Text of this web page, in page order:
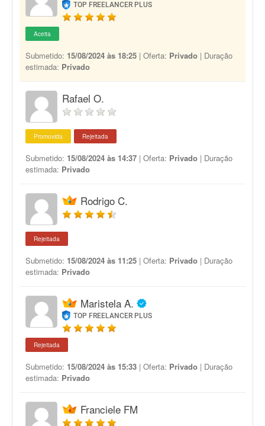
TOP FREELANCER PLUS
Aceita
Submetido: 15/08/2024 às 18:25 | Oferta: Privado | Duração
estimada: Privado
Rafael O.
Promovida Rejeitada
Submetido: 15/08/2024 às 14:37 | Oferta: Privado | Duração
estimada: Privado
Rodrigo C.
Rejeitada
Submetido: 15/08/2024 às 11:25 | Oferta: Privado | Duração
estimada: Privado
Maristela A.
TOP FREELANCER PLUS
Rejeitada
Submetido: 15/08/2024 às 15:33 | Oferta: Privado | Duração
estimada: Privado
Franciele FM